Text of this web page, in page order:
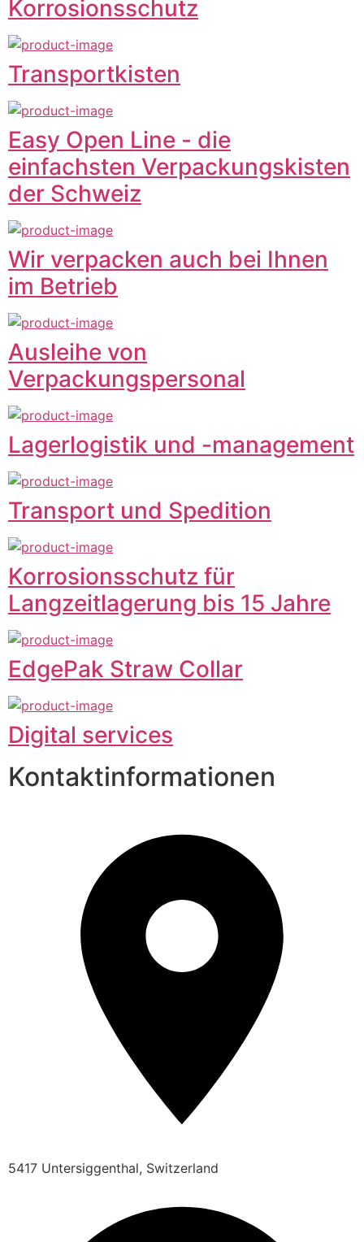
Korrosionsschutz
Transportkisten
Easy Open Line - die
einfachsten Verpackungskisten
der Schweiz
Wir verpacken auch bei Ihnen
im Betrieb
Ausleihe von
Verpackungspersonal
Lagerlogistik und -management
Transport und Spedition
Korrosionsschutz für
Langzeitlagerung bis 15 Jahre
EdgePak Straw Collar
Digital services
Kontaktinformationen
5417 Untersiggenthal, Switzerland